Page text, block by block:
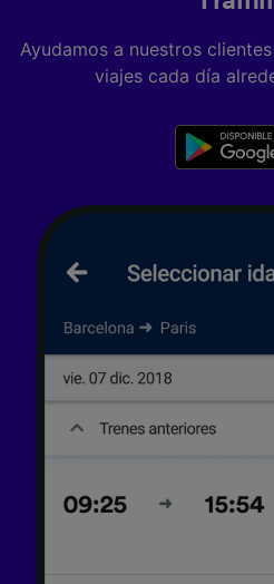
Ayudamos a nuestros
viajes cada día
Lista de asociados